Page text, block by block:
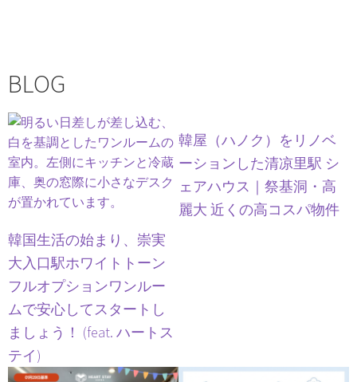
BLOG
韓国生活の始まり、崇実
大入口駅ホワイトトーン
フルオプションワンルー
ムで安心してスタートし
ましょう！ (feat. ハートス
テイ)
韓屋（ハノク）をリノベ
ーションした清凉里駅 シ
ェアハウス｜祭基洞・高
麗大 近くの高コスパ物件